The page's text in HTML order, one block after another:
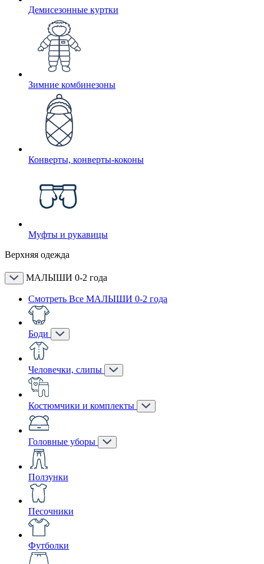
Демисезонные куртки
Зимние комбинезоны
Конверты, конверты-коконы
Муфты и рукавицы
Верхняя одежда
МАЛЫШИ 0-2 года
Смотреть Все МАЛЫШИ 0-2 года
Боди
Человечки, слипы
Костюмчики и комплекты
Головные уборы
Ползунки
Песочники
Футболки